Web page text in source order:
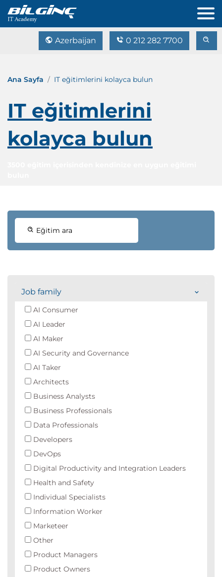
Azerbaijan 0 212 282 7700
Ana Sayfa IT eğitimlerini kolayca bulun
IT eğitimlerini
kolayca bulun
Eğitim ara
Job family
AI Consumer
AI Leader
AI Maker
AI Security and Governance
AI Taker
Architects
Business Analysts
Business Professionals
Data Professionals
Developers
DevOps
Digital Productivity and Integration Leaders
Health and Safety
Individual Specialists
Information Worker
Marketeer
Other
Product Managers
Product Owners